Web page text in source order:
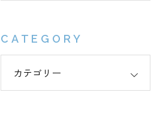
CATEGORY